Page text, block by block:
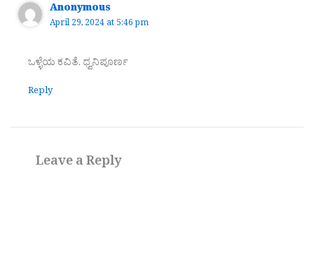
Anonymous
April 29, 2024 at 5:46 pm
ಒಳ್ಳೆಯ ಕವಿತೆ. ಧ್ವನಿಪೂರ್ಣ
Reply
Leave a Reply